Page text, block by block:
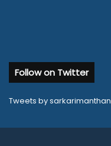
Follow on Twitter
Tweets by sarkarimanthan